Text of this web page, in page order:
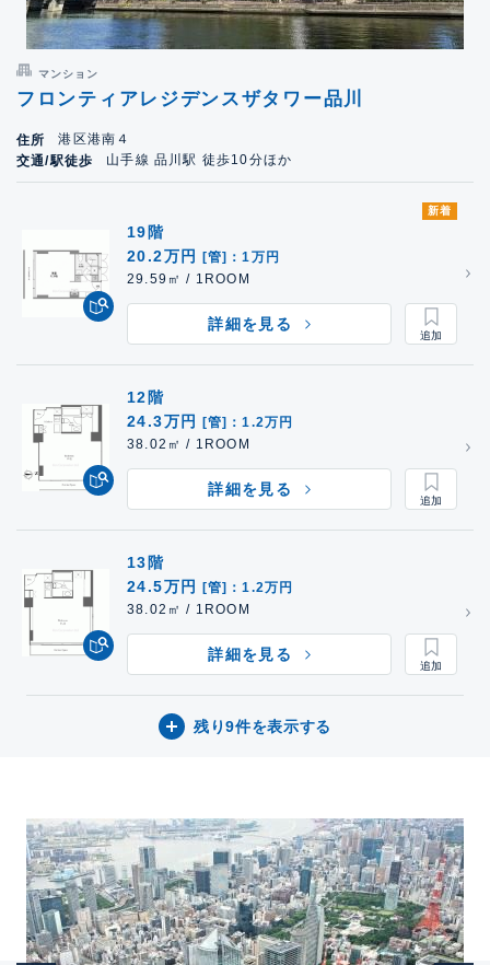
マンション
フロンティアレジデンスザタワー品川
住所
港区港南４
交通/駅徒歩
山手線 品川駅 徒歩10分ほか
新着
19階
20.2万円
[管]：1万円
29.59㎡ / 1ROOM
詳細を見る
12階
24.3万円
[管]：1.2万円
38.02㎡ / 1ROOM
詳細を見る
13階
24.5万円
[管]：1.2万円
38.02㎡ / 1ROOM
詳細を見る
残り9件を表示する